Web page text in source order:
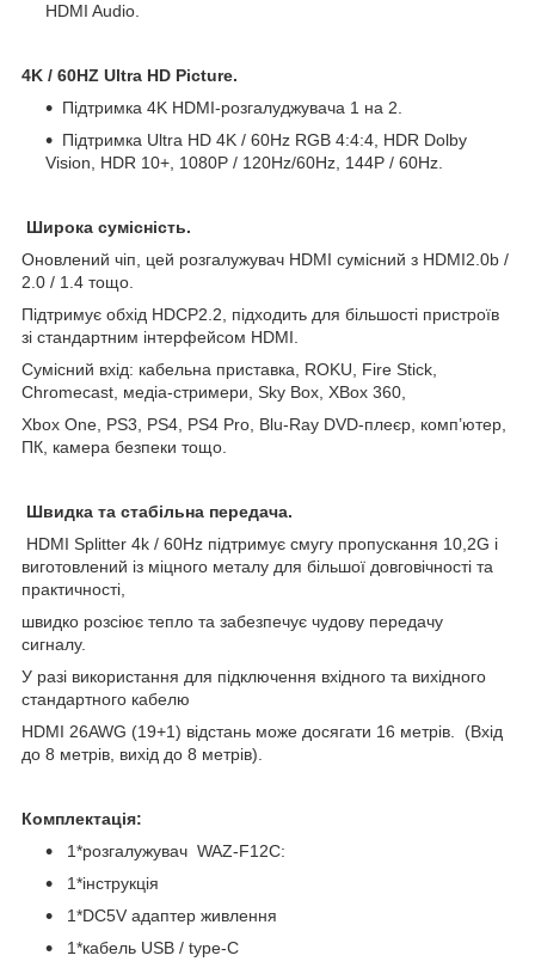
HDMI Audio.
4K / 60HZ Ultra HD Picture.
Підтримка 4K HDMI-розгалуджувача 1 на 2.
Підтримка Ultra HD 4K / 60Hz RGB 4:4:4, HDR Dolby
Vision, HDR 10+, 1080P / 120Hz/60Hz, 144P / 60Hz.
Широка сумісність.
Оновлений чіп, цей розгалужувач HDMI сумісний з HDMI2.0b /
2.0 / 1.4 тощо.
Підтримує обхід HDCP2.2, підходить для більшості пристроїв
зі стандартним інтерфейсом HDMI.
Сумісний вхід: кабельна приставка, ROKU, Fire Stick,
Chromecast, медіа-стримери, Sky Box, XBox 360,
Xbox One, PS3, PS4, PS4 Pro, Blu-Ray DVD-плеєр, комп’ютер,
ПК, камера безпеки тощо.
Швидка та стабільна передача.
HDMI Splitter 4k / 60Hz підтримує смугу пропускання 10,2G і
виготовлений із міцного металу для більшої довговічності та
практичності,
швидко розсіює тепло та забезпечує чудову передачу
сигналу.
У разі використання для підключення вхідного та вихідного
стандартного кабелю
HDMI 26AWG (19+1) відстань може досягати 16 метрів. (Вхід
до 8 метрів, вихід до 8 метрів).
Комплектація:
1*розгалужувач WAZ-F12C:
1*інструкція
1*DC5V адаптер живлення
1*кабель USB / type-C